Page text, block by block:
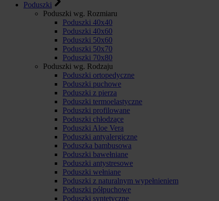
Poduszki
Poduszki wg. Rozmiaru
Poduszki 40x40
Poduszki 40x60
Poduszki 50x60
Poduszki 50x70
Poduszki 70x80
Poduszki wg. Rodzaju
Poduszki ortopedyczne
Poduszki puchowe
Poduszki z pierza
Poduszki termoelastyczne
Poduszki profilowane
Poduszki chłodzące
Poduszki Aloe Vera
Poduszki antyalergiczne
Poduszka bambusowa
Poduszki bawełniane
Poduszki antystresowe
Poduszki wełniane
Poduszki z naturalnym wypełnieniem
Poduszki półpuchowe
Poduszki syntetyczne